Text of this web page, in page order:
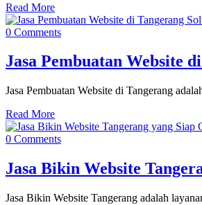
Read More
0 Comments
Jasa Pembuatan Website
Jasa Pembuatan Website di Tangerang
Read More
0 Comments
Jasa Bikin Website
Jasa Bikin Website Tangerang adalah